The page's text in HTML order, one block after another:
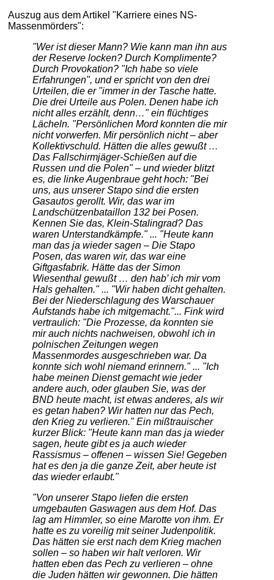
Auszug aus dem Artikel "Karriere eines NS-
Massenmörders":
"Wer ist dieser Mann? Wie kann man ihn aus
der Reserve locken? Durch Komplimente?
Durch Provokation? "Ich habe so viele
Erfahrungen", und er spricht von den drei
Urteilen, die er "immer in der Tasche hatte.
Die drei Urteile aus Polen. Denen habe ich
nicht alles erzählt, denn…" ein flüchtiges
Lächeln. "Persönlichen Mord konnten die mir
nicht vorwerfen. Mir persönlich nicht – aber
Kollektivschuld. Hätten die alles gewußt …
Das Fallschirmjäger-Schießen auf die
Russen und die Polen" – und wieder blitzt
es, die linke Augenbraue geht hoch: "Bei
uns, aus unserer Stapo sind die ersten
Gasautos gerollt. Wir, das war im
Landschützenbataillon 132 bei Posen.
Kennen Sie das, Klein-Stalingrad? Das
waren Unterstandkämpfe." ... "Heute kann
man das ja wieder sagen – Die Stapo
Posen, das waren wir, das war eine
Giftgasfabrik. Hätte das der Simon
Wiesenthal gewußt … den hab’ ich mir vom
Hals gehalten." ... "Wir haben dicht gehalten.
Bei der Niederschlagung des Warschauer
Aufstands habe ich mitgemacht."... Fink wird
vertraulich: "Die Prozesse, da konnten sie
mir auch nichts nachweisen, obwohl ich in
polnischen Zeitungen wegen
Massenmordes ausgeschrieben war. Da
konnte sich wohl niemand erinnern." ... "Ich
habe meinen Dienst gemacht wie jeder
andere auch, oder glauben Sie, was der
BND heute macht, ist etwas anderes, als wir
es getan haben? Wir hatten nur das Pech,
den Krieg zu verlieren." Ein mißtrauischer
kurzer Blick: "Heute kann man das ja wieder
sagen, heute gibt es ja auch wieder
Rassismus – offenen – wissen Sie! Gegeben
hat es den ja die ganze Zeit, aber heute ist
das wieder erlaubt."
"Von unserer Stapo liefen die ersten
umgebauten Gaswagen aus dem Hof. Das
lag am Himmler, so eine Marotte von ihm. Er
hatte es zu voreilig mit seiner Judenpolitik.
Das hätten sie erst nach dem Krieg machen
sollen – so haben wir halt verloren. Wir
hatten eben das Pech zu verlieren – ohne
die Juden hätten wir gewonnen. Die hätten